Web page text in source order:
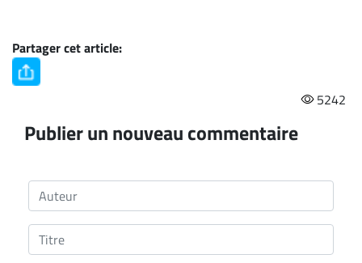
Partager cet article:
5242
Publier un nouveau commentaire